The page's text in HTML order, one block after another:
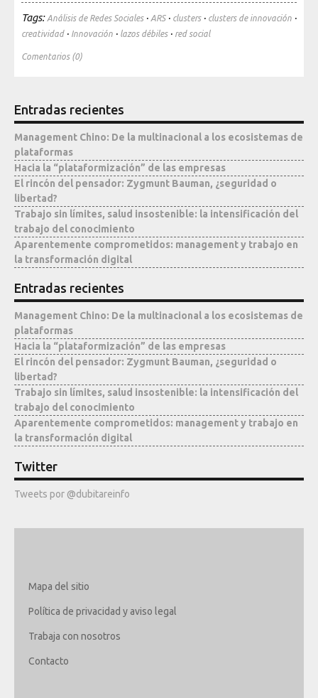
Publicaciones: Organización, Trabajo y Salud
Publicaciones: Sociedad, Innovación y Salud
Tags: Análisis de Redes Sociales· ARS· clusters· clusters de innovación ·
creatividad· Innovación · lazos débiles· red social
Comentarios (0)
Entradas recientes
Management Chino: De la multinacional a los ecosistemas de
plataformas
Hacia la “plataformización” de las empresas
El rincón del pensador: Zygmunt Bauman, ¿seguridad o
libertad?
Trabajo sin límites, salud insostenible: la intensificación del
trabajo del conocimiento
Aparentemente comprometidos: management y trabajo en
la transformación digital
Entradas recientes
Management Chino: De la multinacional a los ecosistemas de
plataformas
Hacia la “plataformización” de las empresas
El rincón del pensador: Zygmunt Bauman, ¿seguridad o
libertad?
Trabajo sin límites, salud insostenible: la intensificación del
trabajo del conocimiento
Aparentemente comprometidos: management y trabajo en
la transformación digital
Twitter
Tweets por @dubitareinfo
Mapa del sitio
Política de privacidad y aviso legal
Trabaja con nosotros
Contacto